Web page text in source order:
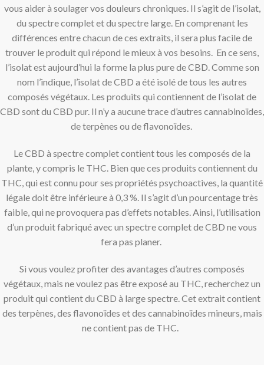
vous aider à soulager vos douleurs chroniques. Il s’agit de l’isolat,
du spectre complet et du spectre large. En comprenant les
différences entre chacun de ces extraits, il sera plus facile de
trouver le produit qui répond le mieux à vos besoins. En ce sens,
l’isolat est aujourd’hui la forme la plus pure de CBD. Comme son
nom l’indique, l’isolat de CBD a été isolé de tous les autres
composés végétaux. Les produits qui contiennent de l’isolat de
CBD sont du CBD pur. Il n’y a aucune trace d’autres cannabinoïdes,
de terpènes ou de flavonoïdes.
Le CBD à spectre complet contient tous les composés de la
plante, y compris le THC. Bien que ces produits contiennent du
THC, qui est connu pour ses propriétés psychoactives, la quantité
légale doit être inférieure à 0,3 %. Il s’agit d’un pourcentage très
faible, qui ne provoquera pas d’effets notables. Ainsi, l’utilisation
d’un produit fabriqué avec un spectre complet de CBD ne vous
fera pas planer.
Si vous voulez profiter des avantages d’autres composés
végétaux, mais ne voulez pas être exposé au THC, recherchez un
produit qui contient du CBD à large spectre. Cet extrait contient
des terpènes, des flavonoïdes et des cannabinoïdes mineurs, mais
ne contient pas de THC.